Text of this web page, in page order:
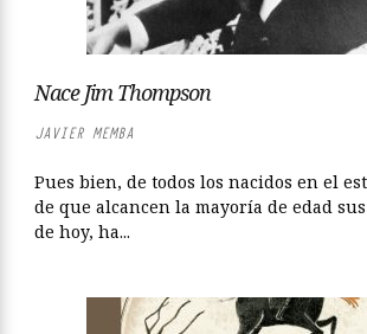
Nace Jim Thompson
JAVIER MEMBA
Pues bien, de todos los nacidos en el
de que alcancen la mayoría de edad
de hoy, ha...